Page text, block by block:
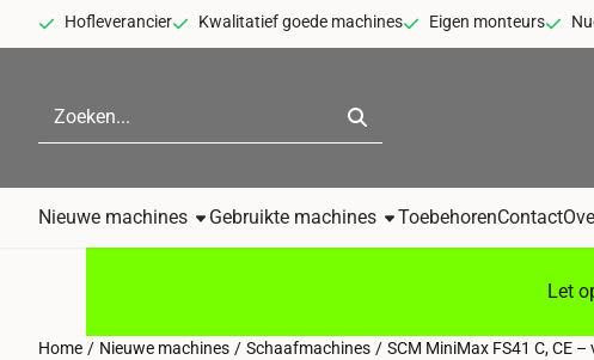
Cookievoorkeuren zijn momenteel gesloten.
Hofleverancier Kwalitatief goede machines Eigen monteurs
Zoeken
Nieuwe machines Gebruikte machines ToebehorenContact
Let
Home / Nieuwe machines / Schaafmachines / SCM MiniMax FS41 C, CE